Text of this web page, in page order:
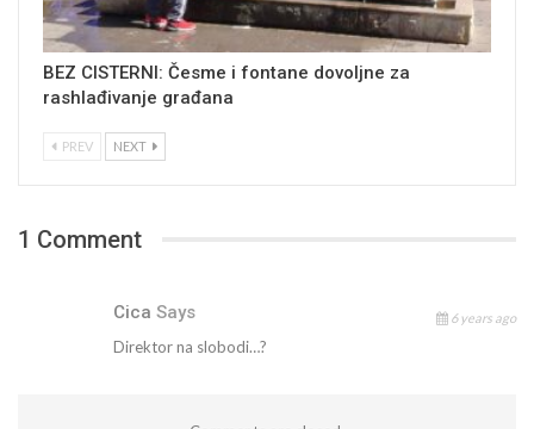
BEZ CISTERNI: Česme i fontane dovoljne za
rashlađivanje građana
PREV NEXT
1 Comment
Cica Says 6 years ago
Direktor na slobodi…?